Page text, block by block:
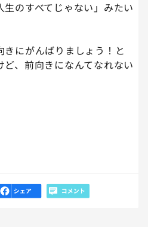
のすべてじゃない」みたい
きにがんばりましょう！と
、前向きになんてなれない